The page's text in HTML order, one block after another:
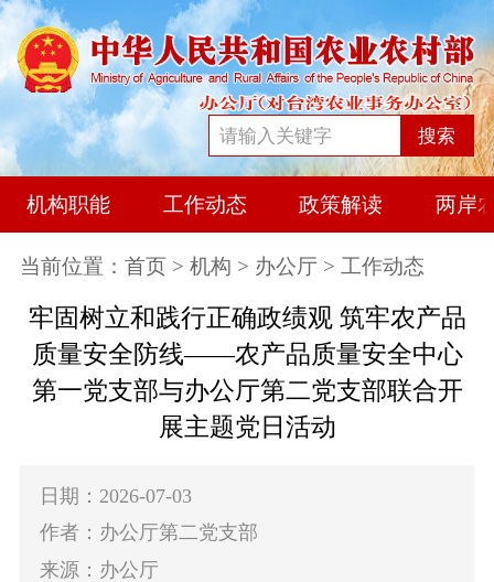
搜索
机构职能 工作动态 政策解读 两岸
当前位置： 首页 > 机构 > 办公厅> 工作动态
牢固树立和践行正确政绩观 筑牢农产品
质量安全防线——农产品质量安全中心
第一党支部与办公厅第二党支部联合开
展主题党日活动
日期：2026-07-03
作者：办公厅第二党支部
来源：办公厅